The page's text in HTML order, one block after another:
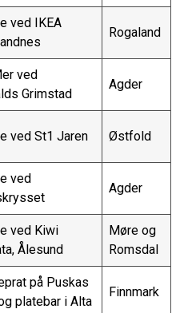
ved IKEA
Rogaland
ved
Grimstad
Agder
ved St1 Jaren Østfold
ved
Agder
ved Kiwi
Ålesund
Møre og
Romsdal
på Puskas
platebar i Alta
Finnmark